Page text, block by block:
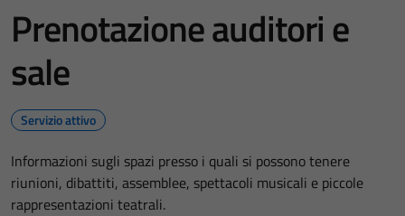
Prenotazione auditori e
sale
Servizio attivo
Informazioni sugli spazi presso i quali si possono tenere
riunioni, dibattiti, assemblee, spettacoli musicali e piccole
rappresentazioni teatrali.